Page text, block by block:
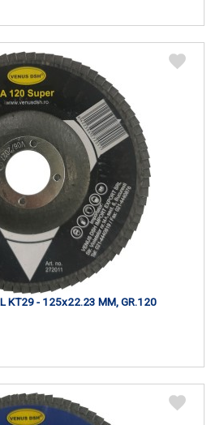
KT29 - 125x22.23 MM, GR.120